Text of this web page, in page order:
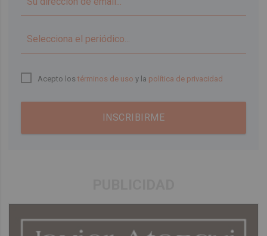
Acepto lostérminos de uso y la política de privacidad
INSCRIBIRME